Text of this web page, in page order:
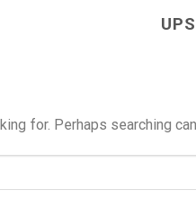
for. Perhaps searching